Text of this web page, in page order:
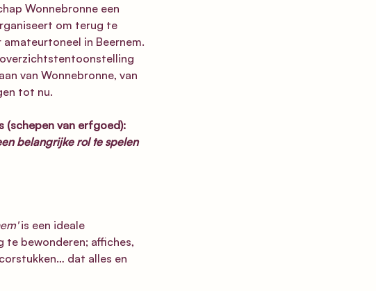
Wonnebronne een
om terug te
in Beernem.
van Wonnebronne, van
tot nu.
(schepen van erfgoed):
belangrijke rol te spelen
is een ideale
te bewonderen; affiches,
dat alles en